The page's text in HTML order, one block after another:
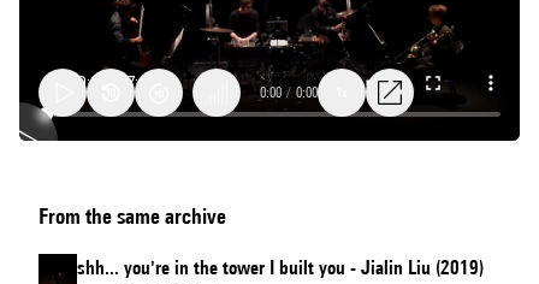
0:00 / 0:00
From the same archive
shh... you're in the tower I built you - Jialin Liu (2019)